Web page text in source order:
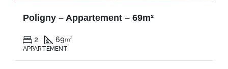
Poligny – Appartement – 69m²
2 69m²
APPARTEMENT